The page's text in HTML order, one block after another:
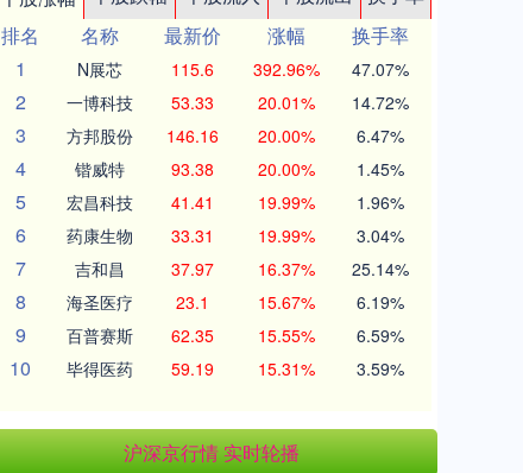
排名
名称 最新价 涨幅
换手率
1
N展芯 115.6 392.96% 47.07%
2 一博科技 53.33 20.01% 14.72%
3 方邦股份 146.16 20.00% 6.47%
4 锴威特 93.38 20.00% 1.45%
5 宏昌科技 41.41 19.99% 1.96%
6 药康生物 33.31 19.99% 3.04%
7 吉和昌 37.97 16.37% 25.14%
8 海圣医疗 23.1 15.67% 6.19%
9 百普赛斯 62.35 15.55% 6.59%
10 毕得医药 59.19 15.31% 3.59%
沪深京行情 实时轮播